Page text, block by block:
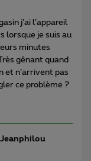
j’ai l’appareil
lorsque je suis au
minutes
gênant quand
et n’arrivent pas
ce problème ?
Jeanphilou